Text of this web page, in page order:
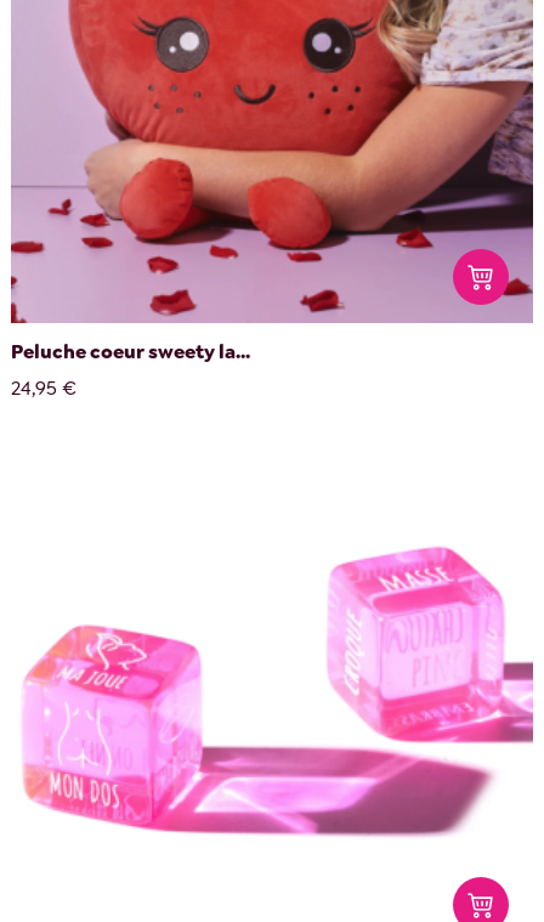
Peluche coeur sweety la...
24,95 €